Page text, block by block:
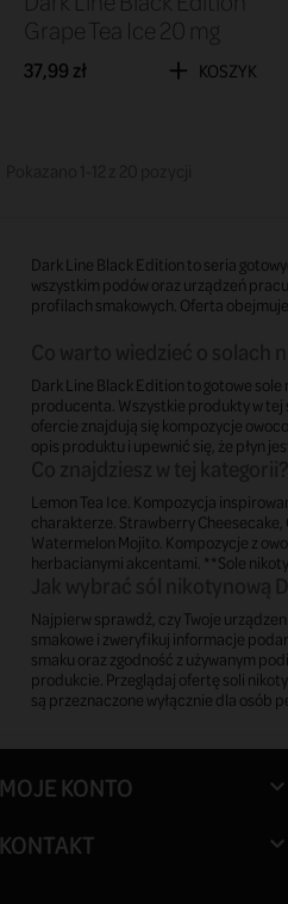
Grape Tea Ice 20 mg
37,99 zł KOSZYK
Dark Line Black Edition to seria
wszystkim podów oraz urządzeń
profilach smakowych. Oferta
Dark Line Black Edition to gotowe
producenta. Wszystkie produkty w tej
ofercie znajdują się kompozycje
opis produktu i upewnić się, że płyn
Lemon Tea Ice. Kompozycja
charakterze. Strawberry
Watermelon Mojito. Kompozycje z
herbacianymi akcentami. **Sole
Najpierw sprawdź, czy Twoje
smakowe i zweryfikuj informacje
smaku oraz zgodność z używanym
produkcie. Przeglądaj ofertę soli
są przeznaczone wyłącznie dla osób
MOJE KONTO 
KONTAKT 